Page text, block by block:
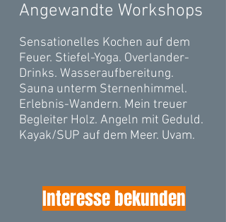
Angewandte Workshops
Sensationelles Kochen auf dem
Feuer. Stiefel-Yoga. Overlander-
Drinks. Wasseraufbereitung.
Sauna unterm Sternenhimmel.
Erlebnis-Wandern. Mein treuer
Begleiter Holz. Angeln mit Geduld.
Kayak/SUP auf dem Meer. Uvam.
Interesse bekunden